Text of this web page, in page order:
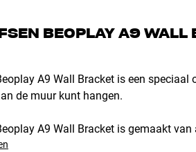
BEOPLAY A9 WALL
A9 Wall Bracket is een
de muur kunt hangen.
A9 Wall Bracket is gemaakt